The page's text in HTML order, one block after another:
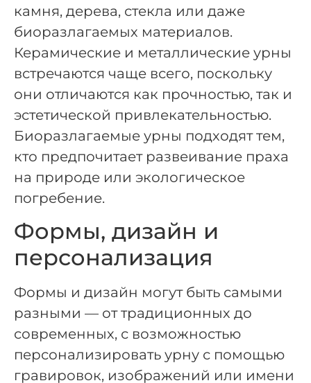
камня, дерева, стекла или даже
биоразлагаемых материалов.
Керамические и металлические урны
встречаются чаще всего, поскольку
они отличаются как прочностью, так и
эстетической привлекательностью.
Биоразлагаемые урны подходят тем,
кто предпочитает развеивание праха
на природе или экологическое
погребение.
Формы, дизайн и
персонализация
Формы и дизайн могут быть самыми
разными — от традиционных до
современных, с возможностью
персонализировать урну с помощью
гравировок, изображений или имени